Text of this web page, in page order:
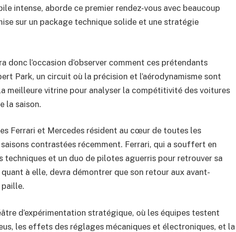
intense, aborde ce premier rendez-vous avec beaucoup
sur un package technique solide et une stratégie
donc l’occasion d’observer comment ces prétendants
Park, un circuit où la précision et l’aérodynamisme sont
meilleure vitrine pour analyser la compétitivité des voitures
la saison.
Ferrari et Mercedes résident au cœur de toutes les
contrastées récemment. Ferrari, qui a souffert en
techniques et un duo de pilotes aguerris pour retrouver sa
à elle, devra démontrer que son retour aux avant-
paille.
d’expérimentation stratégique, où les équipes testent
les effets des réglages mécaniques et électroniques, et la